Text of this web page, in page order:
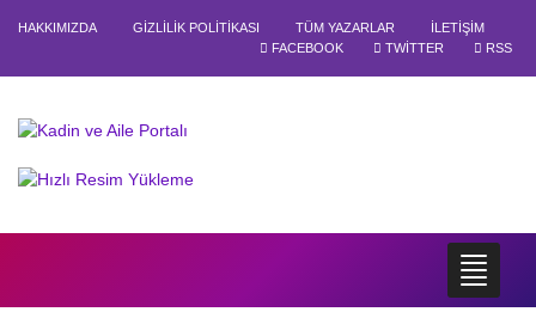
HAKKIMIZDA GIZLILIK POLITIKASI TÜM YAZARLAR
İLETIŞIM
FACEBOOK
TWITTER RSS